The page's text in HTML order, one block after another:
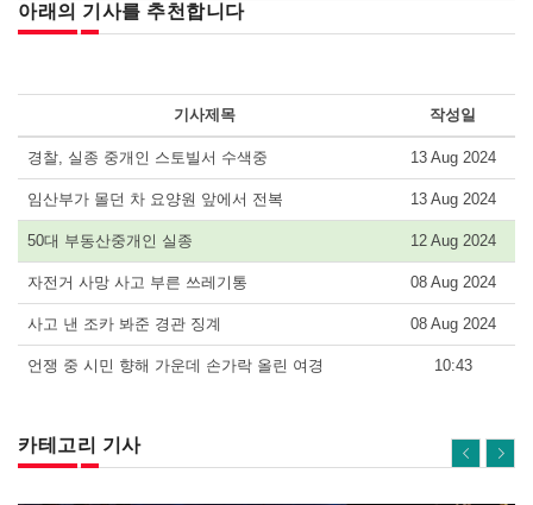
아래의 기사를 추천합니다
기사제목 작성일
경찰, 실종 중개인 스토빌서 수색중 13 Aug 2024
임산부가 몰던 차 요양원 앞에서 전복 13 Aug 2024
50대 부동산중개인 실종 12 Aug 2024
자전거 사망 사고 부른 쓰레기통 08 Aug 2024
사고 낸 조카 봐준 경관 징계 08 Aug 2024
언쟁 중 시민 향해 가운데 손가락 올린 여경 10:43
카테고리 기사